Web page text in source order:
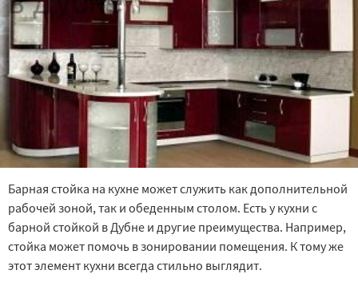
Барная стойка на кухне может служить как дополнительной
рабочей зоной, так и обеденным столом. Есть у кухни с
барной стойкой в Дубне и другие преимущества. Например,
стойка может помочь в зонировании помещения. К тому же
этот элемент кухни всегда стильно выглядит.